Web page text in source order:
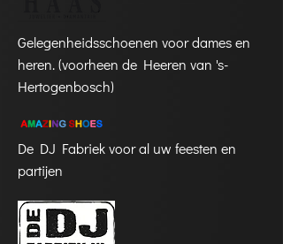
Gelegenheidsschoenen voor dames en
heren. (voorheen de Heeren van 's-
Hertogenbosch)
De DJ Fabriek voor al uw feesten en
partijen